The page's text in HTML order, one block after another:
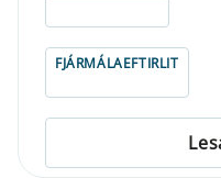
FJÁRMÁLAEFTIRLIT